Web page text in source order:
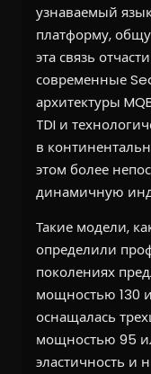
узнаваемый
платформу,
эта связь
современные
архитектуры
TDI и
в
этом более
динамичную
Такие модели,
определили
поколениях
мощностью 130
оснащалась
мощностью 95
эластичность и